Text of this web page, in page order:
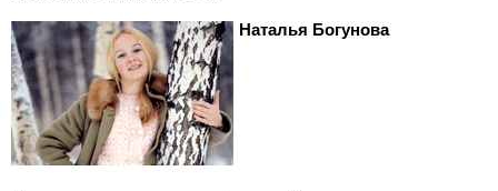
Наталья Богунова